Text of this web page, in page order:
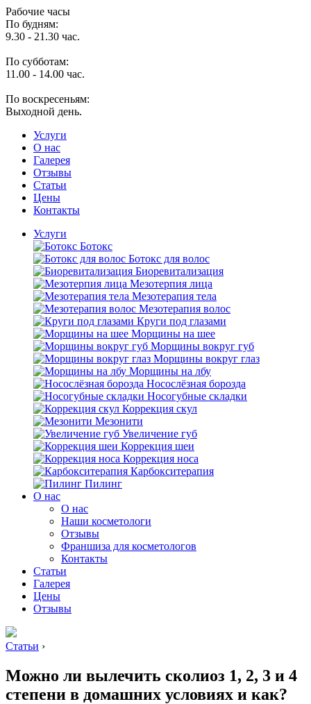
Рабочие часы
По будням:
9.30 - 21.30 час.
По субботам:
11.00 - 14.00 час.
По воскресеньям:
Выходной день.
Услуги
O нас
Галерея
Отзывы
Статьи
Цены
Контакты
Услуги
Ботокс
Ботокс для волос
Биоревитализация
Мезотерпия лица
Мезотерапия тела
Мезотерапия волос
Круги под глазами
Морщины на шее
Морщины вокруг губ
Морщины вокруг глаз
Морщины на лбу
Носослёзная борозда
Носогубные складки
Коррекция скул
Мезонити
Увеличение губ
Коррекция шеи
Коррекция носа
Карбокситерапия
Пилинг
O нас
O нас
Наши косметологи
Отзывы
Франшиза для косметологов
Контакты
Статьи
Галерея
Цены
Отзывы
Статьи ›
Можно ли вылечить сколиоз 1, 2, 3 и 4
степени в домашних условиях и как?